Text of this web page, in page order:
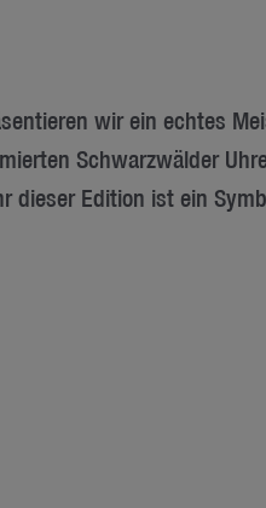
wir ein echtes
Schwarzwälder
Edition ist ein